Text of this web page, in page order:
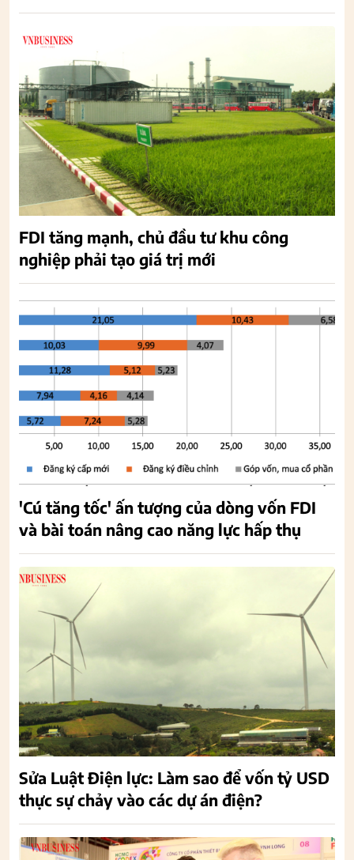
FDI tăng mạnh, chủ đầu tư khu công
nghiệp phải tạo giá trị mới
'Cú tăng tốc' ấn tượng của dòng vốn FDI
và bài toán nâng cao năng lực hấp thụ
Sửa Luật Điện lực: Làm sao để vốn tỷ USD
thực sự chảy vào các dự án điện?